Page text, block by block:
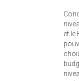
et le